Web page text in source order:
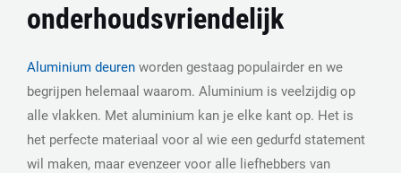
onderhoudsvriendelijk
Aluminium deuren worden gestaag populairder en we
begrijpen helemaal waarom. Aluminium is veelzijdig op
alle vlakken. Met aluminium kan je elke kant op. Het is
het perfecte materiaal voor al wie een gedurfd statement
wil maken, maar evenzeer voor alle liefhebbers van